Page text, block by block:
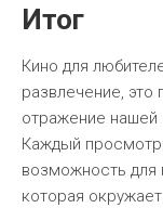
Итог
Кино для
развлечение, это
отражение нашей
Каждый
возможность для
которая